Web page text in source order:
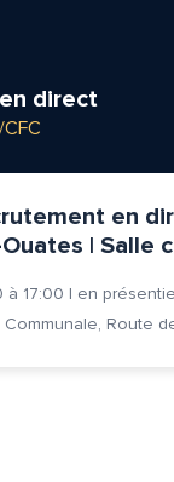
direct
en
| Salle
à 17:00 | en